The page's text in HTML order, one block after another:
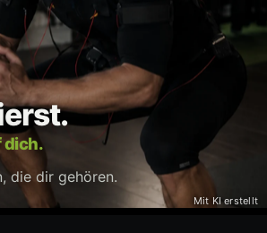
Mit KI erstellt
dich.
die dir gehören.